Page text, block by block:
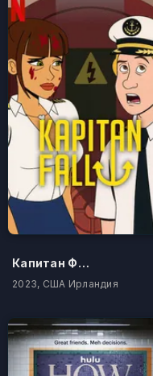
Капитан Фолл
2023, США Ирландия